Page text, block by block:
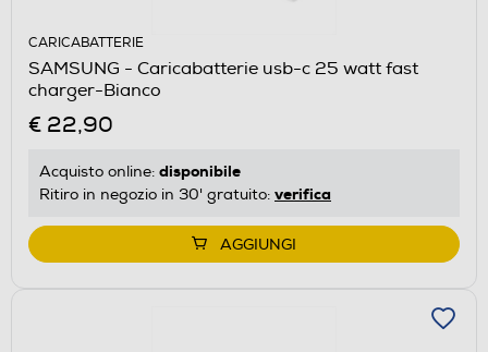
CARICABATTERIE
SAMSUNG - Caricabatterie usb-c 25 watt fast
charger-Bianco
€ 22,90
Acquisto online: disponibile
Ritiro in negozio in 30' gratuito: verifica
AGGIUNGI